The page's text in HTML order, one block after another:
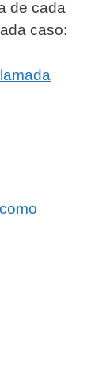
de cada
caso: